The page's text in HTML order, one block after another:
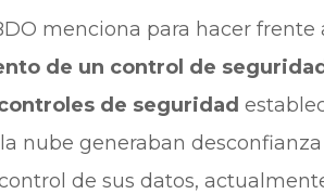
menciona para hacer frente
de un control de seguridad
de seguridad
nube generaban
de sus datos,